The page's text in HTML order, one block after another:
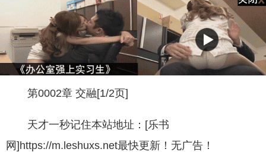
第0002章 交融[1/2页]
天才一秒记住本站地址：[乐书
网]https://m.leshuxs.net最快更新！无广告！